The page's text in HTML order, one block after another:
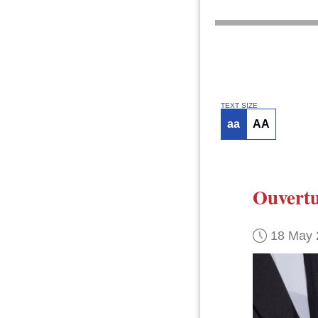
TEXT SIZE
aa AA
18 May